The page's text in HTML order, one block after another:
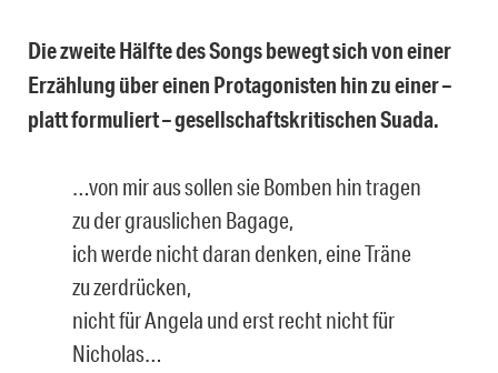
Die zweite Hälfte des Songs bewegt sich von einer
Erzählung über einen Protagonisten hin zu einer –
platt formuliert – gesellschaftskritischen Suada.
…von mir aus sollen sie Bomben hin tragen
zu der grauslichen Bagage,
ich werde nicht daran denken, eine Träne
zu zerdrücken,
nicht für Angela und erst recht nicht für
Nicholas…